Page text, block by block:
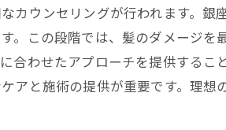
おもてなしと技術
ラグジュアリーな
プロフェッショ
高級サロンでの新
カウンセリングが行われます。
。この段階では、髪のダメージ
合わせたアプローチを提供する
アと施術の提供が重要です。理